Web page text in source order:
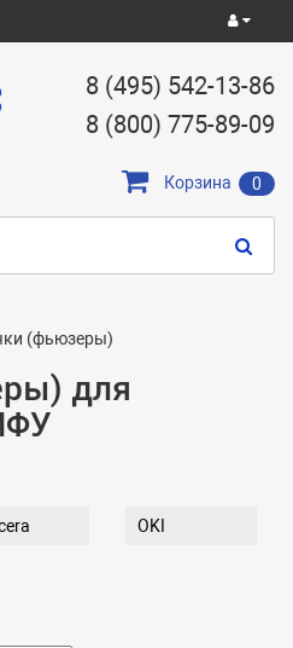
8 (495) 542-13-86
8 (800) 775-89-09
Корзина 0
(фьюзеры)
для
OKI